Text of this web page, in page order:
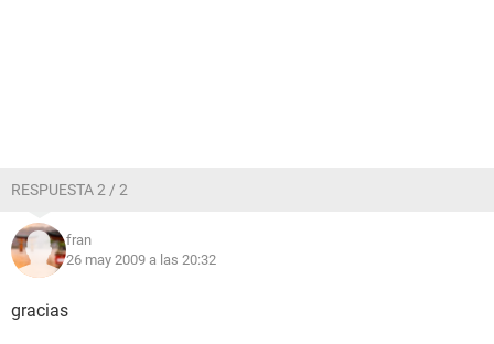
RESPUESTA 2 / 2
fran
26 may 2009 a las 20:32
gracias